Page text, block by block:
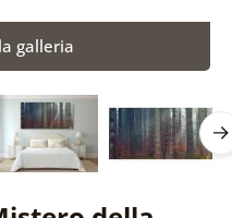
galleria